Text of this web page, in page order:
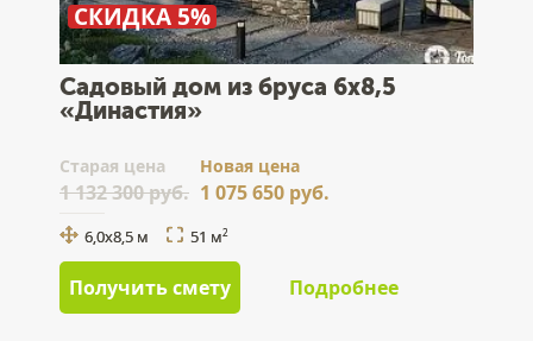
СКИДКА 5%
Садовый дом из бруса 6х8,5
«Династия»
Cтарая цена
1 132 300 руб.
Новая цена
1 075 650 руб.
6,0х8,5 м 51 м2
Получить смету Подробнее